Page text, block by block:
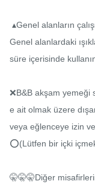
Genel alanlardaki
süre içerisinde
❌B&B akşam yemeği
e ait olmak üzere
veya eğlenceye izin
⭕️(Lütfen bir içki
🤫🤫🤫Diğer